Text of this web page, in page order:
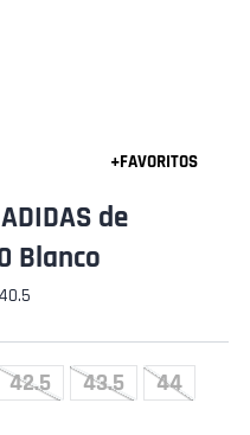
de
Blanco
42.5 43.5
44